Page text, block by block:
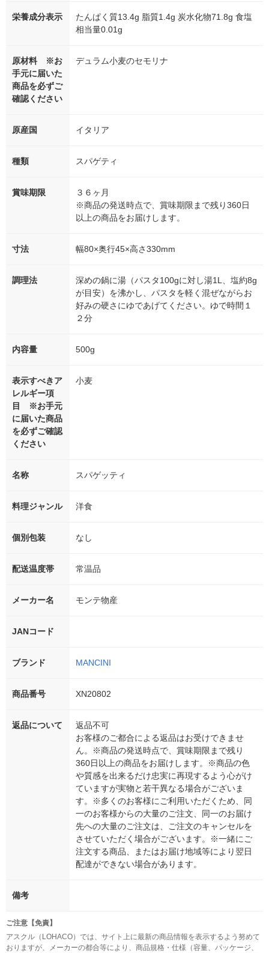
栄養成分表示
たんぱく質13.4g 脂質1.4g 炭水化物71.8g 食塩
相当量0.01g
原材料 ※お
手元に届いた
商品を必ずご
確認ください
デュラム小麦のセモリナ
原産国 イタリア
種類 スパゲティ
賞味期限
３６ヶ月
※商品の発送時点で、賞味期限まで残り360日
以上の商品をお届けします。
寸法 幅80×奥行45×高さ330mm
調理法
深めの鍋に湯（パスタ100gに対し湯1L、塩約8g
が目安）を沸かし、パスタを軽く混ぜながらお
好みの硬さにゆであげてください。ゆで時間１
２分
内容量 500g
表示すべきア
レルギー項
目 ※お手元
に届いた商品
を必ずご確認
ください
小麦
名称 スパゲッティ
料理ジャンル 洋食
個別包装 なし
配送温度帯 常温品
メーカー名 モンテ物産
JANコード
ブランド MANCINI
商品番号 XN20802
返品について
返品不可
お客様のご都合による返品はお受けできませ
ん。※商品の発送時点で、賞味期限まで残り
360日以上の商品をお届けします。※商品の色
や質感を出来るだけ忠実に再現するよう心がけ
ていますが実物と若干異なる場合がございま
す。※多くのお客様にご利用いただくため、同
一のお客様からの大量のご注文、同一のお届け
先への大量のご注文は、ご注文のキャンセルを
させていただく場合がございます。※一緒にご
注文する商品、またはお届け地域等により翌日
配達ができない場合があります。
備考
ご注意【免責】
アスクル（LOHACO）では、サイト上に最新の商品情報を表示するよう努めて
おりますが、メーカーの都合等により、商品規格・仕様（容量、パッケージ、